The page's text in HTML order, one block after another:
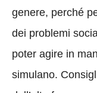
genere, perché
dei problemi
poter agire in
simulano.